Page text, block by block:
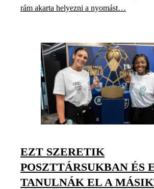
rám akarta helyezni a nyomást…
EZT SZERETIK
POSZTTÁRSUKBAN ÉS
TANULNÁK EL A